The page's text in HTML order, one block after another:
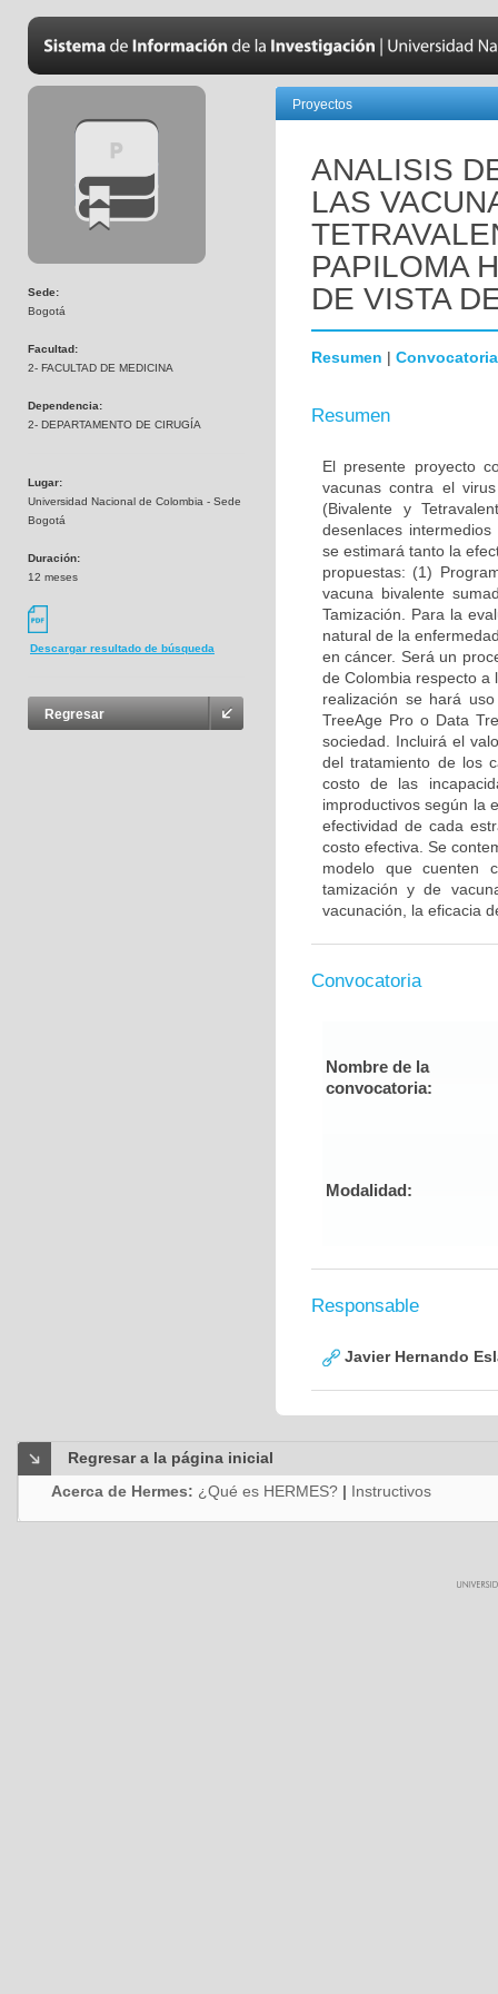
Sede:
Bogotá
Facultad:
2- FACULTAD DE MEDICINA
Dependencia:
2- DEPARTAMENTO DE CIRUGÍA
Lugar:
Universidad Nacional de Colombia - Sede
Bogotá
Duración:
12 meses
Descargar resultado de búsqueda
Regresar
Proyectos
ANALISIS
LAS
PAPILOMA
DE VISTA
Resumen | Convocatoria
Resumen
El presente proyecto
vacunas contra el
(Bivalente y
desenlaces
se estimará tanto la
propuestas: (1)
vacuna bivalente
Tamización. Para la
natural de la
en cáncer. Será un
de Colombia respecto a
realización se hará
TreeAge Pro o Data
sociedad. Incluirá el
del tratamiento de los
costo de las
improductivos según la
efectividad de cada
costo efectiva. Se
modelo que cuenten
tamización y de
vacunación, la eficacia
Convocatoria
Nombre de la
convocatoria:
Modalidad:
Responsable
Javier Hernando
Regresar a la página inicial
Acerca de Hermes: ¿Qué es HERMES? | Instructivos